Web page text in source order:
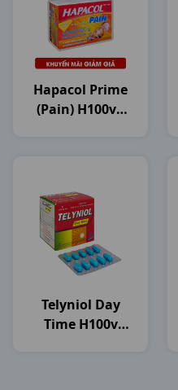
Hapacol Prime
(Pain) H100vn
Telyniol Day
Time H100v